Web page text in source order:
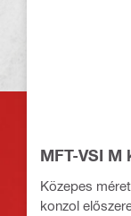
MFT-VSI M
Közepes
konzol